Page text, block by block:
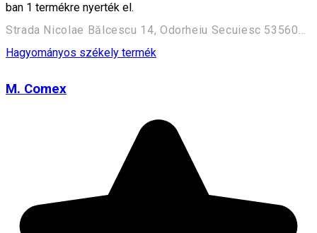
ban 1 termékre nyerték el.
Strada Nicolae Bălcescu 14, Odorheiu Secuiesc 535600, Romania
Hagyományos székely termék
M. Comex